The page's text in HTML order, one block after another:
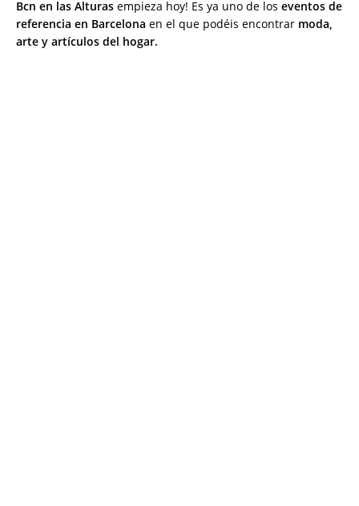
Bcn en las Alturas empieza hoy! Es ya uno de los eventos de
referencia en Barcelona en el que podéis encontrar moda,
arte y artículos del hogar.